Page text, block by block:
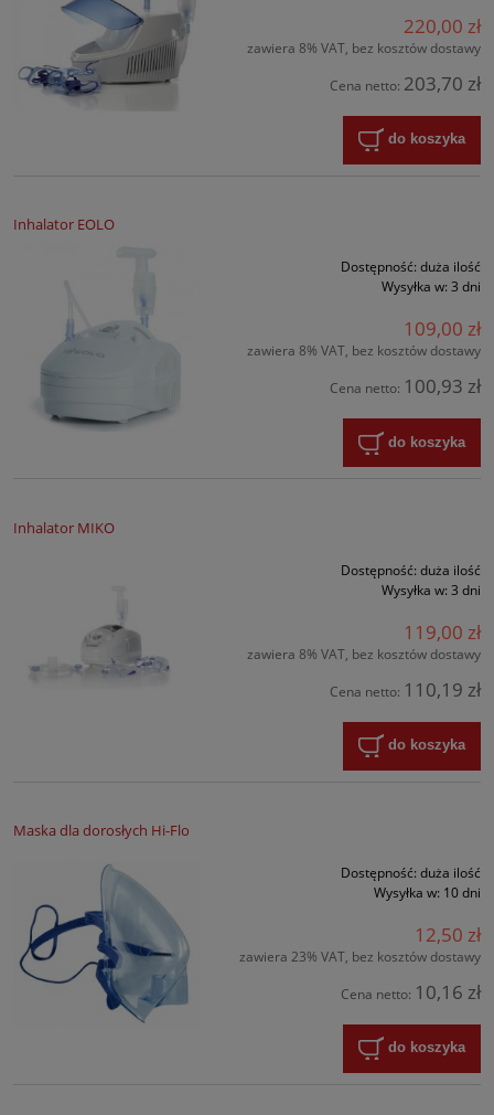
220,00 zł
zawiera 8% VAT, bez kosztów dostawy
Cena netto: 203,70 zł
do koszyka
Inhalator EOLO
Dostępność: duża ilość
Wysyłka w: 3 dni
109,00 zł
zawiera 8% VAT, bez kosztów dostawy
Cena netto: 100,93 zł
do koszyka
Inhalator MIKO
Dostępność: duża ilość
Wysyłka w: 3 dni
119,00 zł
zawiera 8% VAT, bez kosztów dostawy
Cena netto: 110,19 zł
do koszyka
Maska dla dorosłych Hi-Flo
Dostępność: duża ilość
Wysyłka w: 10 dni
12,50 zł
zawiera 23% VAT, bez kosztów dostawy
Cena netto: 10,16 zł
do koszyka